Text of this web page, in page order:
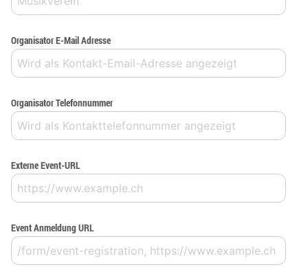
Organisator E-Mail Adresse
Organisator Telefonnummer
Externe Event-URL
Event Anmeldung URL